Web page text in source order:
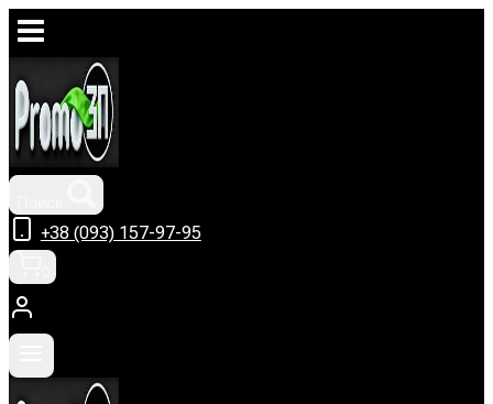
Перейти
содержимому
+38 (093) 157-97-95